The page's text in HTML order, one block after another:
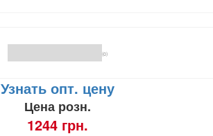
(0)
Узнать опт. цену
Цена розн.
1244 грн.